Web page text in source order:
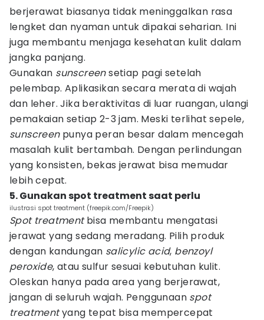
berjerawat biasanya tidak meninggalkan rasa
lengket dan nyaman untuk dipakai seharian. Ini
juga membantu menjaga kesehatan kulit dalam
jangka panjang.
Gunakan sunscreensetiap pagi setelah
pelembap. Aplikasikan secara merata di wajah
dan leher. Jika beraktivitas di luar ruangan, ulangi
pemakaian setiap 2-3 jam. Meski terlihat sepele,
sunscreen punya peran besar dalam mencegah
masalah kulit bertambah. Dengan perlindungan
yang konsisten, bekas jerawat bisa memudar
lebih cepat.
5. Gunakan spot treatment saat perlu
ilustrasi spot treatment (freepik.com/Freepik)
Spot treatmentbisa membantu mengatasi
jerawat yang sedang meradang. Pilih produk
dengan kandungan salicylic acid, benzoyl
peroxide, atau sulfur sesuai kebutuhan kulit.
Oleskan hanya pada area yang berjerawat,
jangan di seluruh wajah. Penggunaan spot
treatmentyang tepat bisa mempercepat